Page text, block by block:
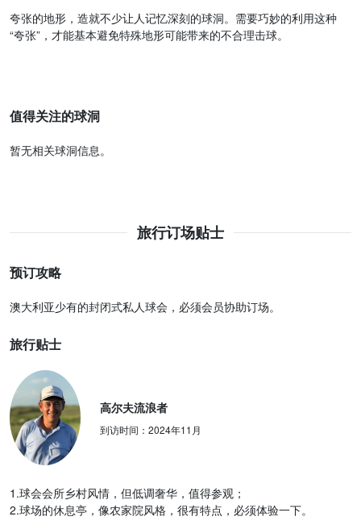
夸张的地形，造就不少让人记忆深刻的球洞。需要巧妙的利用这种
“夸张”，才能基本避免特殊地形可能带来的不合理击球。
值得关注的球洞
暂无相关球洞信息。
旅行订场贴士
预订攻略
澳大利亚少有的封闭式私人球会，必须会员协助订场。
旅行贴士
高尔夫流浪者
到访时间： 2024年11月
1.球会会所乡村风情，但低调奢华，值得参观；
2.球场的休息亭，像农家院风格，很有特点，必须体验一下。